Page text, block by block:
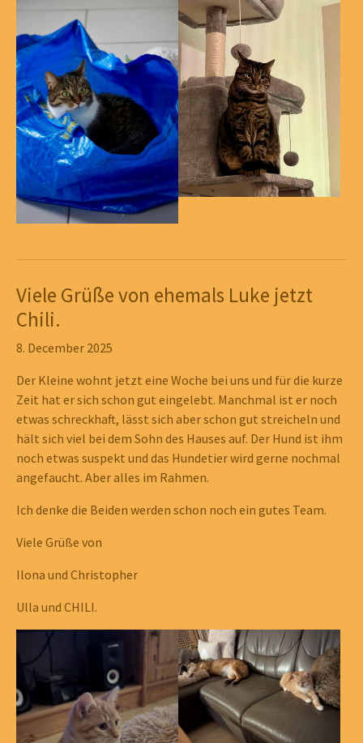
Show larger version Show larger version
Viele Grüße von ehemals Luke jetzt
Chili.
8. December 2025
Der Kleine wohnt jetzt eine Woche bei uns und für die kurze
Zeit hat er sich schon gut eingelebt. Manchmal ist er noch
etwas schreckhaft, lässt sich aber schon gut streicheln und
hält sich viel bei dem Sohn des Hauses auf. Der Hund ist ihm
noch etwas suspekt und das Hundetier wird gerne nochmal
angefaucht. Aber alles im Rahmen.
Ich denke die Beiden werden schon noch ein gutes Team.
Viele Grüße von
Ilona und Christopher
Ulla und CHILI.